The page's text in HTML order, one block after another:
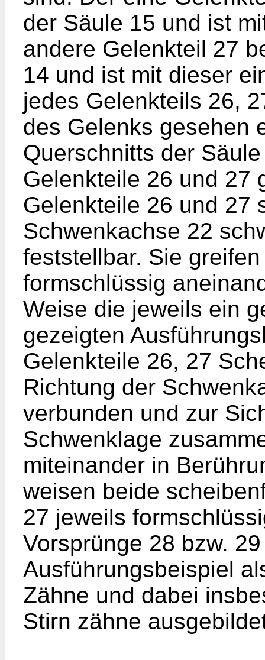
der Säule 15 und ist
andere Gelenkteil 27
14 und ist mit dieser
jedes Gelenkteils 26,
des Gelenks gesehen
Querschnitts der
Gelenkteile 26 und 27
Gelenkteile 26 und 27
Schwenkachse 22
feststellbar. Sie
formschlüssig
Weise die jeweils ein
gezeigten
Gelenkteile 26, 27
Richtung der
verbunden und zur
Schwenklage
miteinander in
weisen beide
27 jeweils
Vorsprünge 28 bzw.
Ausführungsbeispiel
Zähne und dabei
Stirn zähne